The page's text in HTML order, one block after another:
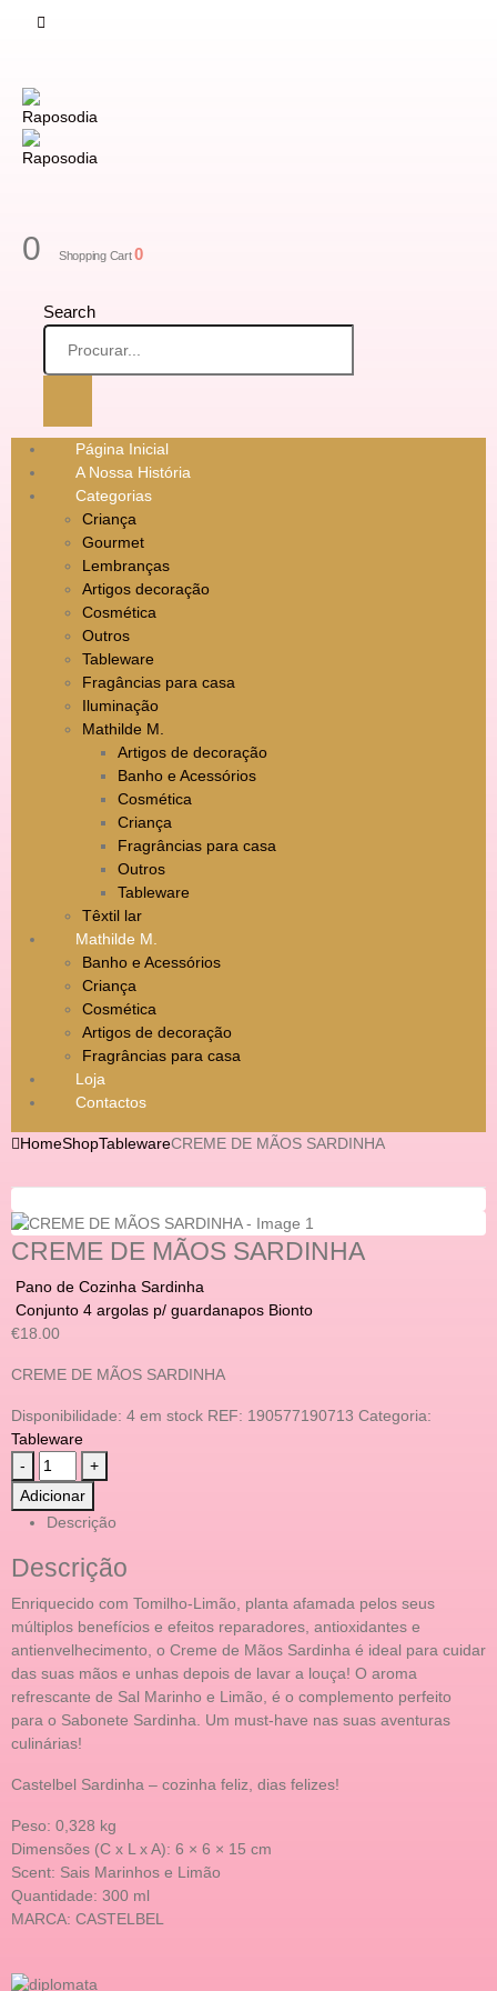
0 Shopping Cart0
Search
Página Inicial
A Nossa História
Categorias
Criança
Gourmet
Lembranças
Artigos decoração
Cosmética
Outros
Tableware
Fragâncias para casa
Iluminação
Mathilde M.
Artigos de decoração
Banho e Acessórios
Cosmética
Criança
Fragrâncias para casa
Outros
Tableware
Têxtil lar
Mathilde M.
Banho e Acessórios
Criança
Cosmética
Artigos de decoração
Fragrâncias para casa
Loja
Contactos
HomeShopTablewareCREME DE MÃOS SARDINHA
CREME DE MÃOS SARDINHA
Pano de Cozinha Sardinha
Conjunto 4 argolas p/ guardanapos Bionto
€18.00
CREME DE MÃOS SARDINHA
Disponibilidade: 4 em stock REF: 190577190713 Categoria:
Tableware
-
+
Adicionar
Descrição
Descrição
Enriquecido com Tomilho-Limão, planta afamada pelos seus
múltiplos benefícios e efeitos reparadores, antioxidantes e
antienvelhecimento, o Creme de Mãos Sardinha é ideal para cuidar
das suas mãos e unhas depois de lavar a louça! O aroma
refrescante de Sal Marinho e Limão, é o complemento perfeito
para o Sabonete Sardinha. Um must-have nas suas aventuras
culinárias!
Castelbel Sardinha – cozinha feliz, dias felizes!
Peso: 0,328 kg
Dimensões (C x L x A): 6 × 6 × 15 cm
Scent: Sais Marinhos e Limão
Quantidade: 300 ml
MARCA: CASTELBEL